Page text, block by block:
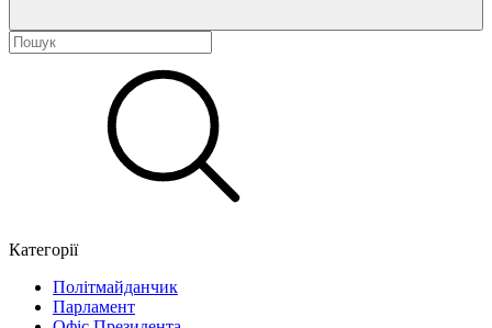
Категорії
Політмайданчик
Парламент